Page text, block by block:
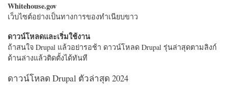
Whitehouse.gov
เว็บไซต์อย่างเป็นทางการของทำเนียบขาว
ดาวน์โหลดและเริ่มใช้งาน
ถ้าสนใจ Drupal แล้วอย่ารอช้า ดาวน์โหลด Drupal รุ่นล่าสุดตามลิงก์
ด้านล่างแล้วติดตั้งได้ทันที
ดาวน์โหลด Drupal ตัวล่าสุด 2024